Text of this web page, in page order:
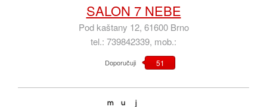
SALON 7 NEBE
Pod kaštany 12, 61600 Brno
tel.: 739842339, mob.:
Doporučuji 51